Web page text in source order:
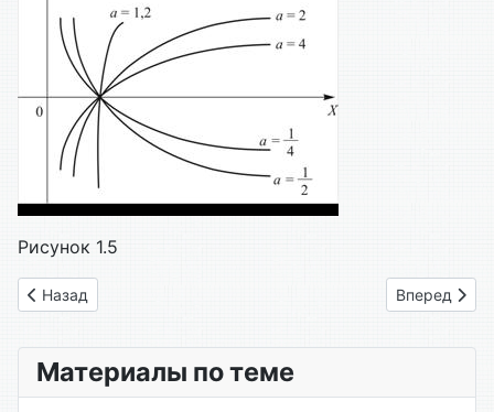
Рисунок 1.5
Предыдущий: 23. Степенная функция, частные случаи
Назад Следующий:
Вперед
Материалы по теме